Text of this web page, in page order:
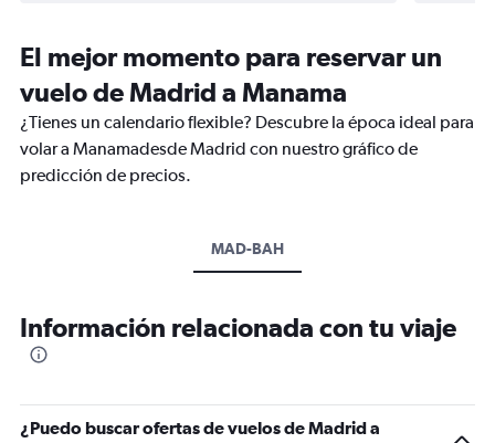
El mejor momento para reservar un
vuelo de Madrid a Manama
¿Tienes un calendario flexible? Descubre la época ideal para
volar a Manamadesde Madrid con nuestro gráfico de
predicción de precios.
MAD-BAH
Información relacionada con tu viaje
¿Puedo buscar ofertas de vuelos de Madrid a